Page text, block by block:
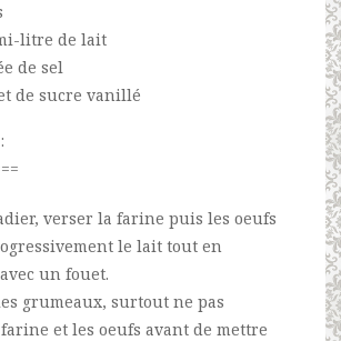
litre de lait
de sel
de sucre vanillé
verser la farine puis les oeufs
le lait tout en
un fouet.
grumeaux, surtout ne pas
et les oeufs avant de mettre